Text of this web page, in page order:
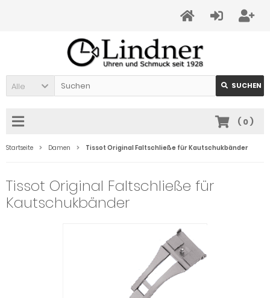
Alle SUCHEN
( 0)
Startseite Damen Tissot Original Faltschließe für Kautschukbänder
Tissot Original Faltschließe für
Kautschukbänder